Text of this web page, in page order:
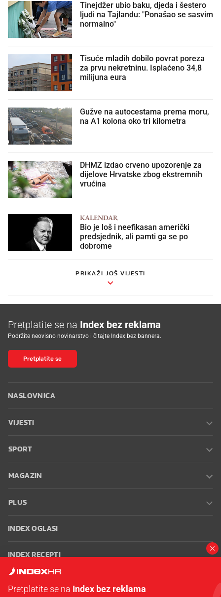
Tinejdžer ubio baku, djeda i šestero
ljudi na Tajlandu: "Ponašao se sasvim
normalno"
Tisuće mladih dobilo povrat poreza
za prvu nekretninu. Isplaćeno 34,8
milijuna eura
Gužve na autocestama prema moru,
na A1 kolona oko tri kilometra
DHMZ izdao crveno upozorenje za
dijelove Hrvatske zbog ekstremnih
vrućina
KALENDAR
Bio je loš i neefikasan američki
predsjednik, ali pamti ga se po
dobrome
PRIKAŽI JOŠ VIJESTI
Pretplatite se na Index bez reklama
Podržite neovisno novinarstvo i čitajte Index bez bannera.
Pretplatite se
NASLOVNICA
VIJESTI
SPORT
MAGAZIN
PLUS
INDEX OGLASI
INDEX RECEPTI
Pretplatite se na Index bez reklama